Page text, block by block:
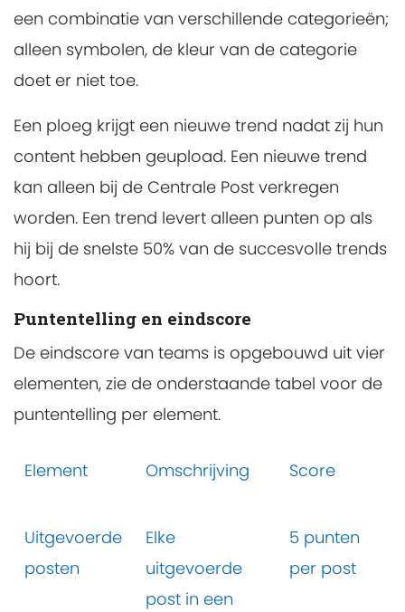
een combinatie van verschillende categorieën;
alleen symbolen, de kleur van de categorie
doet er niet toe.
Een ploeg krijgt een nieuwe trend nadat zij hun
content hebben geupload. Een nieuwe trend
kan alleen bij de Centrale Post verkregen
worden. Een trend levert alleen punten op als
hij bij de snelste 50% van de succesvolle trends
hoort.
Puntentelling en eindscore
De eindscore van teams is opgebouwd uit vier
elementen, zie de onderstaande tabel voor de
puntentelling per element.
Element Omschrijving Score
Uitgevoerde
posten
Elke
uitgevoerde
post in een
5 punten
per post